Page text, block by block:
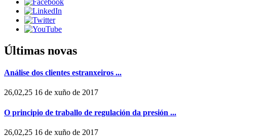
Últimas novas
Análise dos clientes estranxeiros ...
26,02,25 16 de xuño de 2017
O principio de traballo de regulación da presión ...
26,02,25 16 de xuño de 2017